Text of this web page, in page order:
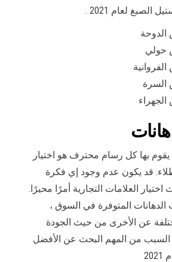
الصبغ لعام 2021 .
يقوم بها كل رسام محترف هو اختيار
قد يكون عدم وجود إي فكرة
العلامات التجارية أمرًا محيرًا.
الدهانات المتوفرة في السوق ،
عن الأخرى من حيث الجودة
السبب من المهم البحث عن الأفضل